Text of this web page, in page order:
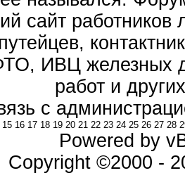
сайт работников
ИВЦ железных
работ и
с
15 16 17 18 19 20 21 22 23 24 25 26 27 28
Powered by
Copyright ©2000 -